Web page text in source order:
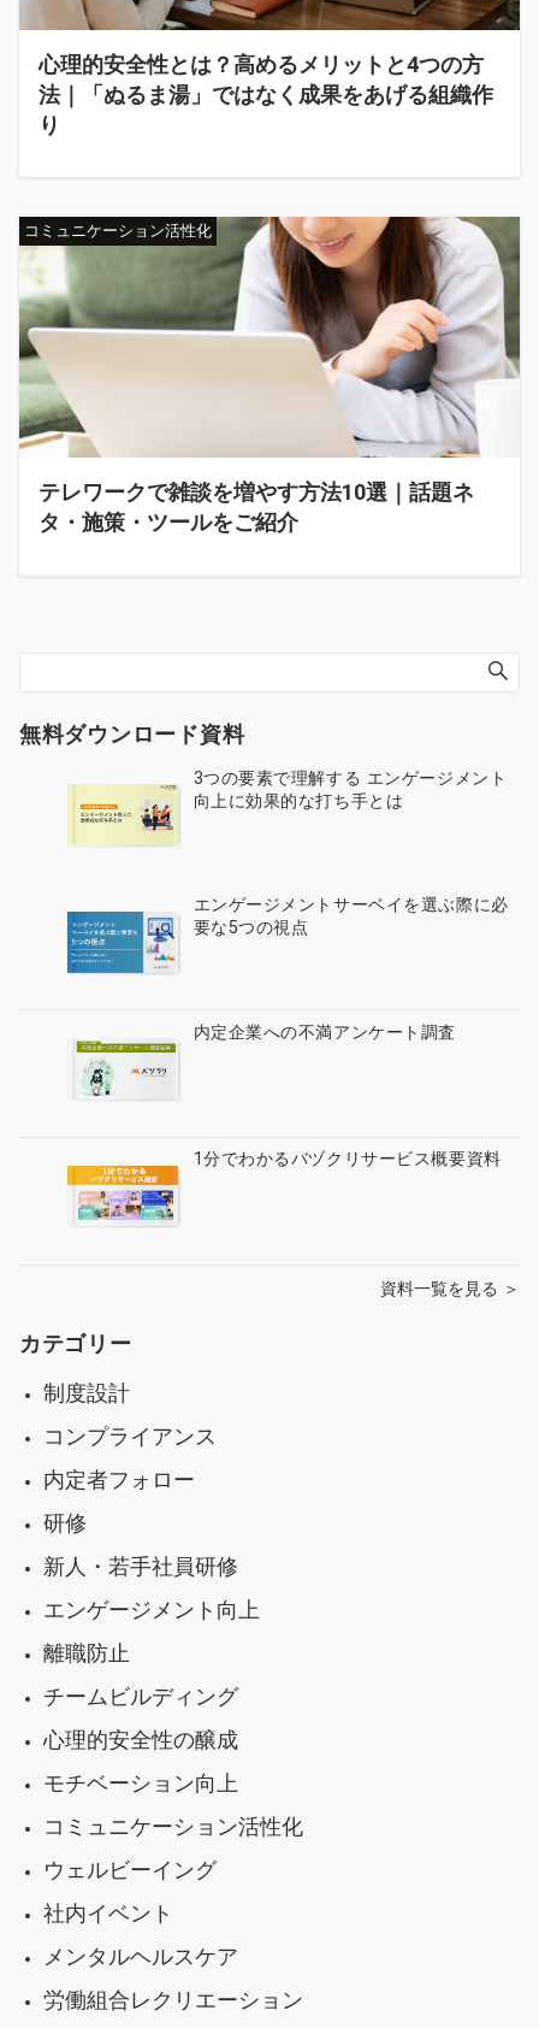
心理的安全性とは？高めるメリットと4つの方
法｜「ぬるま湯」ではなく成果をあげる組織作
り
コミュニケーション活性化
テレワークで雑談を増やす方法10選｜話題ネ
タ・施策・ツールをご紹介
無料ダウンロード資料
3つの要素で理解する エンゲージメント
向上に効果的な打ち手とは
エンゲージメントサーベイを選ぶ際に必
要な5つの視点
内定企業への不満アンケート調査
1分でわかるバヅクリサービス概要資料
資料一覧を見る ＞
カテゴリー
制度設計
コンプライアンス
内定者フォロー
研修
新人・若手社員研修
エンゲージメント向上
離職防止
チームビルディング
心理的安全性の醸成
モチベーション向上
コミュニケーション活性化
ウェルビーイング
社内イベント
メンタルヘルスケア
労働組合レクリエーション